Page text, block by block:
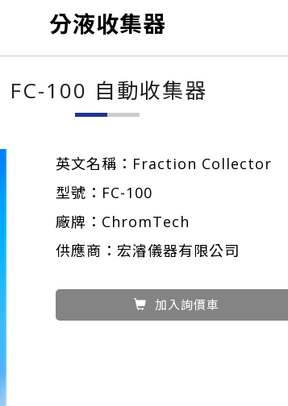
分液收集器
FC-100 自動收集器
英文名稱：Fraction Collector
型號：FC-100
廠牌：ChromTech
供應商：宏濬儀器有限公司
加入詢價車